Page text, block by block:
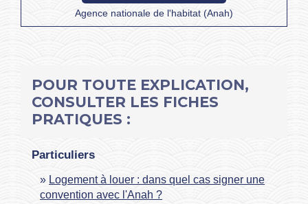
Agence nationale de l'habitat (Anah)
POUR TOUTE EXPLICATION,
CONSULTER LES FICHES
PRATIQUES :
Particuliers
Logement à louer : dans quel cas signer une
convention avec l'Anah ?